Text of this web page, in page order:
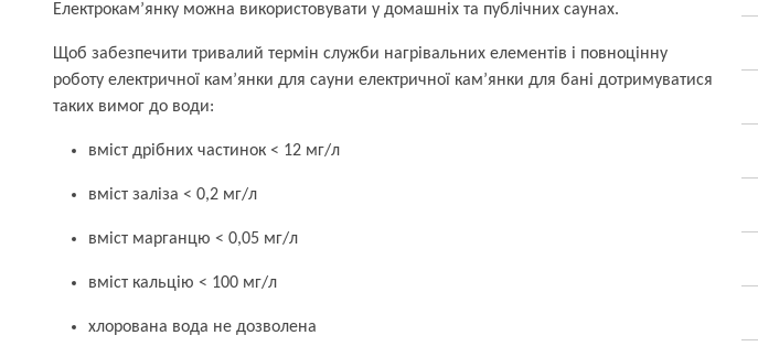
Електрокам’янку можна використовувати у домашніх та публічних саунах.
Щоб забезпечити тривалий термін служби нагрівальних елементів і повноцінну
роботу електричної кам’янки для сауни електричної кам’янки для бані дотримуватися
таких вимог до води:
вміст дрібних частинок < 12 мг/л
вміст заліза < 0,2 мг/л
вміст марганцю < 0,05 мг/л
вміст кальцію < 100 мг/л
хлорована вода не дозволена